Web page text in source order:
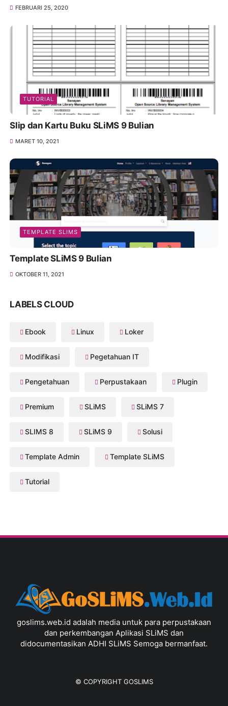
FEBRUARI 25, 2020
TUTORIAL
Slip dan Kartu Buku SLiMS 9 Bulian
MARET 10, 2021
TEMPLATE SLIMS
Template SLiMS 9 Bulian
OKTOBER 11, 2021
LABELS CLOUD
Ebook Linux Loker
Modifikasi Pegetahuan IT
Pengetahuan Perpustakaan Plugin
Premium SLiMS SLiMS 7
SLIMS 8 SLiMS 9 Solusi
Template Admin Template SLiMS
Tutorial
goslims.web.id adalah media untuk para perpustakaan
dan perkembangan Aplikasi SLiMS dan
didocumentasikan ADHI SLiMS Semoga bermanfaat.
© COPYRIGHT GOSLIMS